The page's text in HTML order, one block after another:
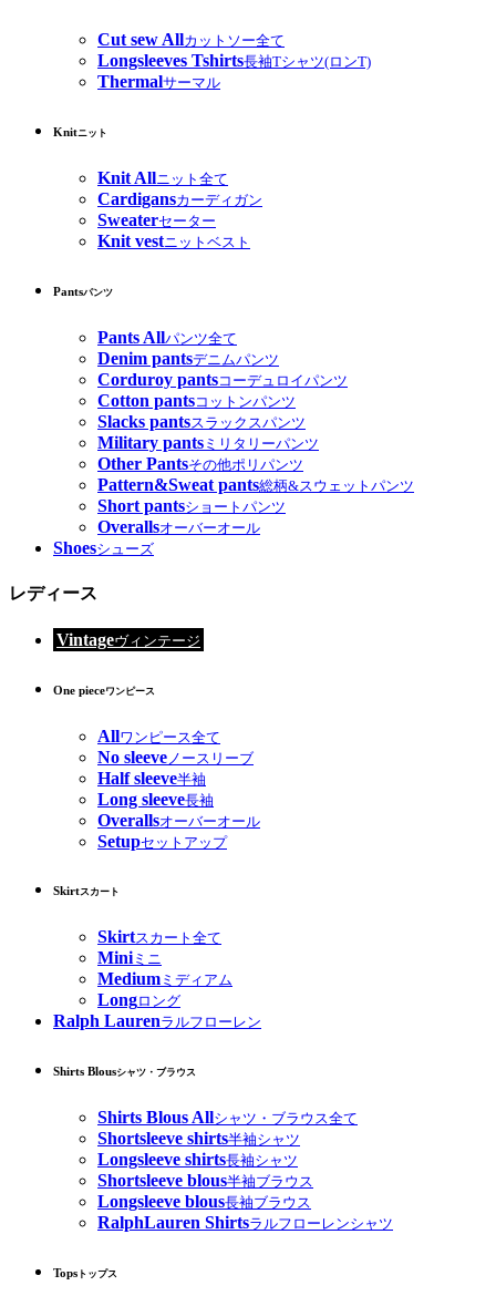
Cut sew Allカットソー全て
Longsleeves Tshirts長袖Tシャツ(ロンT)
Thermalサーマル
Knitニット
Knit Allニット全て
Cardigansカーディガン
Sweaterセーター
Knit vestニットベスト
Pantsパンツ
Pants Allパンツ全て
Denim pantsデニムパンツ
Corduroy pantsコーデュロイパンツ
Cotton pantsコットンパンツ
Slacks pantsスラックスパンツ
Military pants ミリタリーパンツ
Other Pantsその他ポリパンツ
Pattern&Sweat pants総柄&スウェットパンツ
Short pantsショートパンツ
Overallsオーバーオール
Shoesシューズ
レディース
Vintageヴィンテージ
One pieceワンピース
Allワンピース全て
No sleeve ノースリーブ
Half sleeve半袖
Long sleeve長袖
Overallsオーバーオール
Setupセットアップ
Skirtスカート
Skirtスカート全て
Miniミニ
Medium ミディアム
Longロング
Ralph Laurenラルフローレン
Shirts Blousシャツ・ブラウス
Shirts Blous Allシャツ・ブラウス全て
Shortsleeve shirts半袖シャツ
Longsleeve shirts長袖シャツ
Shortsleeve blous半袖ブラウス
Longsleeve blous長袖ブラウス
RalphLauren Shirtsラルフローレンシャツ
Tops トップス